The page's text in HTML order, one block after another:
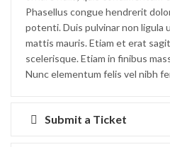
Phasellus congue hendrerit
potenti. Duis pulvinar non ligula
mattis mauris. Etiam et erat
scelerisque. Etiam in finibus
Nunc elementum felis vel nibh
Submit a Ticket